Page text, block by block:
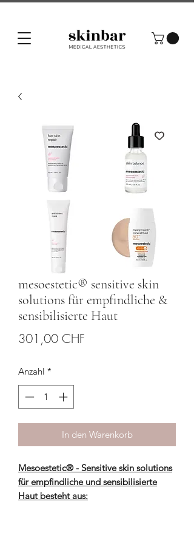
mesoestetic® sensitive skin
solutions für empfindliche &
sensibilisierte Haut
301,00 CHF
Anzahl *
In den Warenkorb
Mesoestetic® - Sensitive skin solutions
für empfindliche und sensibilisierte
Haut besteht aus: